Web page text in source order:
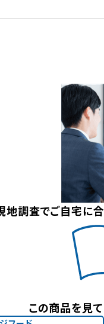
地調査でご自宅に
この商品を見